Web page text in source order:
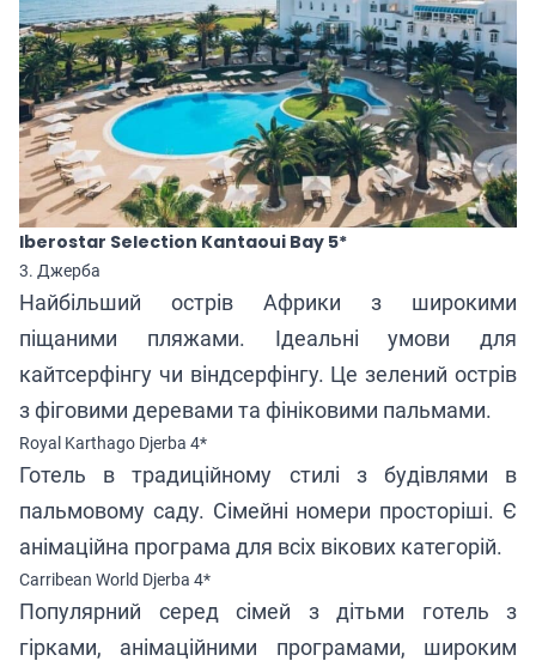
Iberostar Selection Kantaoui Bay 5*
3. Джерба
Найбільший острів Африки з широкими
піщаними пляжами. Ідеальні умови для
кайтсерфінгу чи віндсерфінгу. Це зелений острів
з фіговими деревами та фініковими пальмами.
Royal Karthago Djerba 4*
Готель в традиційному стилі з будівлями в
пальмовому саду. Сімейні номери просторіші. Є
анімаційна програма для всіх вікових категорій.
Carribean World Djerba 4*
Популярний серед сімей з дітьми готель з
гірками, анімаційними програмами, широким